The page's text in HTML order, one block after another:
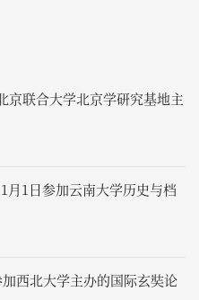
京联合大学北京学研究基地主
六讲，“三山五园文化遗产
“康熙皇帝的园林观”
月1日参加云南大学历史与档
西北大学主办的国际玄奘论